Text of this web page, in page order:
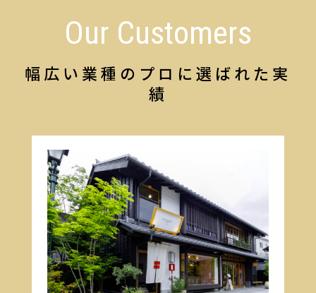
Our Customers
幅広い業種のプロに選ばれた実
績